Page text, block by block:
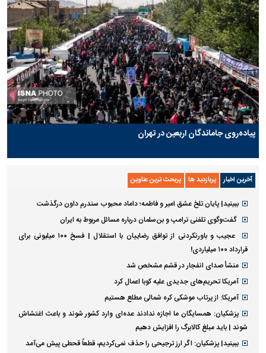
پیاده‌روی جاماندگان اربعین در تهران
آخرین اخبار پربازدید ها پربحث ترین عناوین
ببینید| پایان تلخ عشق امیر و فاطمه؛ داماد محبوب سندرم داون درگذشت
گفت‌وگوی تلفنی ترامپ و بن‌سلمان درباره مسائل مربوط به ایران
عجیب و باورنکردنی از توافق رضاییان با استقلال | فسخ ۱۰۰ میلیونی برای
قرارداد ۱۰۰ میلیاردی!
منشأ صدای انفجار در قشم مشخص شد
آمریکا تحریم‌های جدیدی علیه کوبا اعمال کرد
آمریکا: از پرتاب موشکی کره شمالی مطلع هستیم
پزشکیان: همسایگان ما اجازه ندادند عده‌ای وارد کشور شوند و باعث اغتشاش
شوند | باید مبلغ کالابرگ را افزایش دهیم
ببینید| پزشکیان: اگر ارز ترجیحی را حذف نمی‌کردیم، قطعاً قحطی پیش می‌آمد